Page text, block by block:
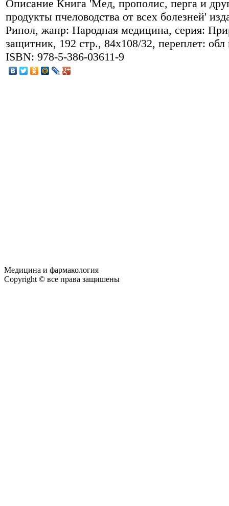
Описание Книга 'Мед, прополис, перга и
продукты пчеловодства от всех болезней'
Рипол, жанр: Народная медицина, серия:
защитник, 192 стр., 84х108/32, переплет: обл
ISBN: 978-5-386-03611-9
Медицина и фармакология
Copyright © все права защишены